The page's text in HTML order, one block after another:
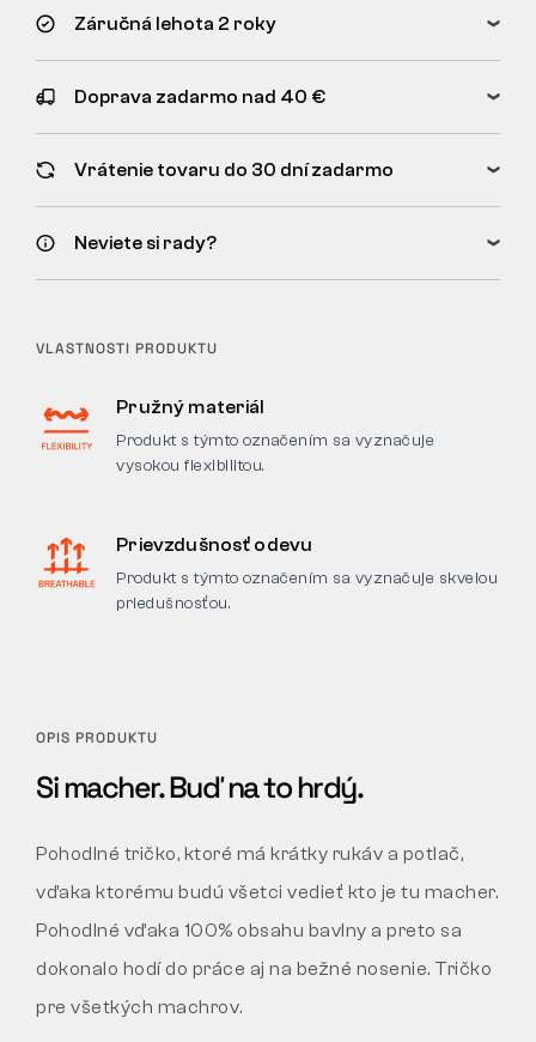
Záručná lehota 2 roky
Doprava zadarmo nad 40 €
Vrátenie tovaru do 30 dní zadarmo
Neviete si rady?
VLASTNOSTI PRODUKTU
Pružný materiál
Produkt s týmto označením sa vyznačuje
vysokou flexibilitou.
Prievzdušnosť odevu
Produkt s týmto označením sa vyznačuje skvelou
priedušnosťou.
OPIS PRODUKTU
Si macher. Buď na to hrdý.
Pohodlné tričko, ktoré má krátky rukáv a potlač,
vďaka ktorému budú všetci vedieť kto je tu macher.
Pohodlné vďaka 100% obsahu bavlny a preto sa
dokonalo hodí do práce aj na bežné nosenie. Tričko
pre všetkých machrov.